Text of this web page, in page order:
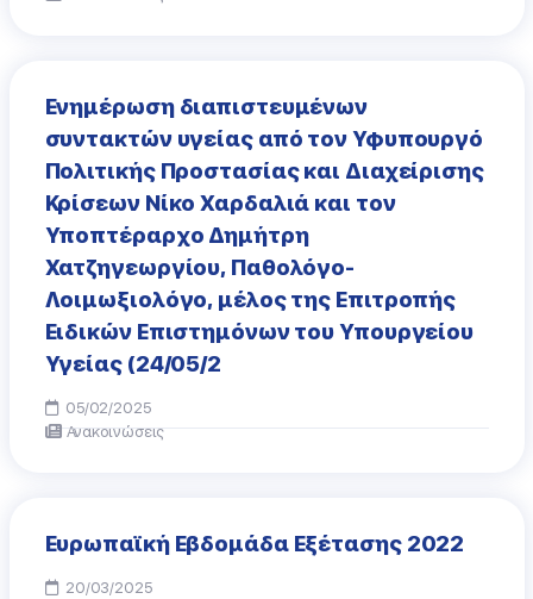
Ενημέρωση διαπιστευμένων
συντακτών υγείας από τον Υφυπουργό
Πολιτικής Προστασίας και Διαχείρισης
Κρίσεων Νίκο Χαρδαλιά και τον
Υποπτέραρχο Δημήτρη
Χατζηγεωργίου, Παθολόγο-
Λοιμωξιολόγο, μέλος της Επιτροπής
Ειδικών Επιστημόνων του Υπουργείου
Υγείας (24/05/2
05/02/2025
Ανακοινώσεις
Ευρωπαϊκή Εβδομάδα Εξέτασης 2022
20/03/2025